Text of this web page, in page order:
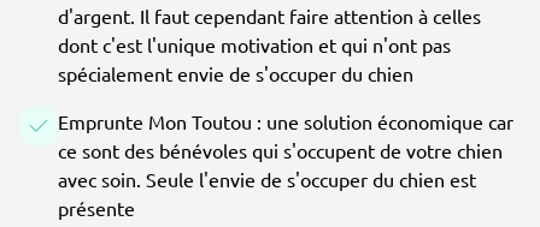
d'argent. Il faut cependant faire attention à celles
dont c'est l'unique motivation et qui n'ont pas
spécialement envie de s'occuper du chien
Emprunte Mon Toutou : une solution économique car
ce sont des bénévoles qui s'occupent de votre chien
avec soin. Seule l'envie de s'occuper du chien est
présente